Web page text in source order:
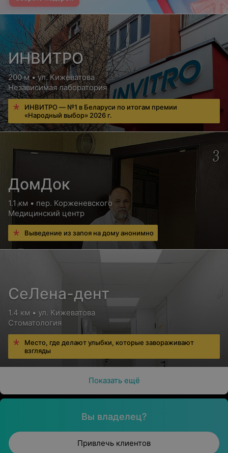
ИНВИТРО
200 м • ул. Кижеватова
Независимая лаборатория
ИНВИТРО — №1 в Беларуси по итогам премии
«Народный выбор» 2026 г.
ДомДок
1.1 км • пер. Корженевского
Медицинский центр
Выведение из запоя на дому анонимно
СеЛена-дент
1.4 км • ул. Кижеватова
Стоматология
Место, где делают улыбки, которые завораживают
взгляды
Показать ещё
Вы владелец?
Привлечь клиентов